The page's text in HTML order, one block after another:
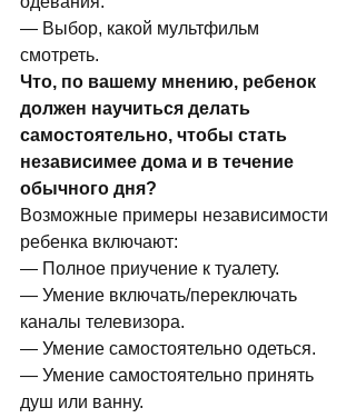
— Выбор, какой мультфильм
смотреть.
Что, по вашему мнению, ребенок
должен научиться делать
самостоятельно, чтобы стать
независимее дома и в течение
обычного дня?
Возможные примеры независимости
ребенка включают:
— Полное приучение к туалету.
— Умение включать/переключать
каналы телевизора.
— Умение самостоятельно одеться.
— Умение самостоятельно принять
душ или ванну.